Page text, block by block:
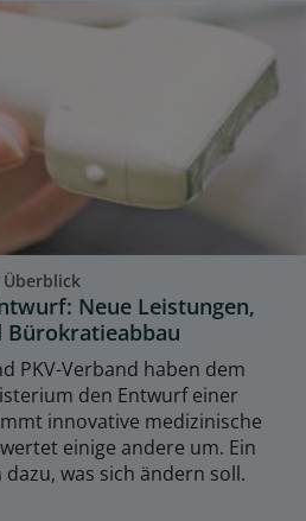
Neue Leistungen,
Bürokratieabbau
PKV-Verband haben dem
den Entwurf einer
innovative medizinische
einige andere um. Ein
was sich ändern soll.